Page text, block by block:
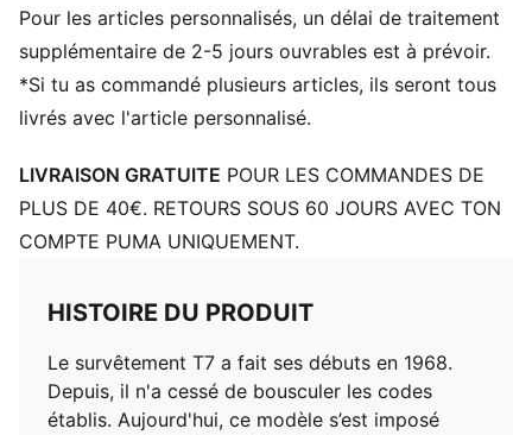
Poches : Poche latérale
Bandes T7 signature de PUMA (7 cm)
Pour les articles personnalisés, un délai de traitement
supplémentaire de 2-5 jours ouvrables est à prévoir.
*Si tu as commandé plusieurs articles, ils seront tous
livrés avec l'article personnalisé.
LIVRAISON GRATUITE POUR LES COMMANDES DE
PLUS DE 40€. RETOURS SOUS 60 JOURS AVEC TON
COMPTE PUMA UNIQUEMENT.
HISTOIRE DU PRODUIT
Le survêtement T7 a fait ses débuts en 1968.
Depuis, il n'a cessé de bousculer les codes
établis. Aujourd'hui, ce modèle s’est imposé